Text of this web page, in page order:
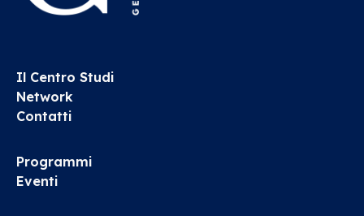
Il Centro Studi
Network
Contatti
Programmi
Eventi